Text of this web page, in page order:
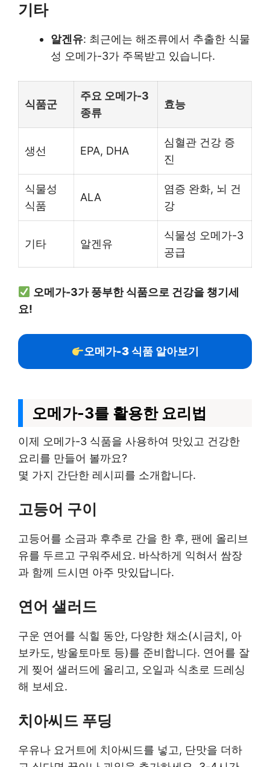
기타
알겐유: 최근에는 해조류에서 추출한 식물
성 오메가-3가 주목받고 있습니다.
식품군
주요 오메가-3
종류
효능
생선 EPA, DHA
심혈관 건강 증
진
식물성
식품
ALA
염증 완화, 뇌 건
강
기타 알겐유
식물성 오메가-3
공급
오메가-3가 풍부한 식품으로 건강을 챙기세
요!
오메가-3 식품 알아보기
오메가-3를 활용한 요리법
이제 오메가-3 식품을 사용하여 맛있고 건강한
요리를 만들어 볼까요?
몇 가지 간단한 레시피를 소개합니다.
고등어 구이
고등어를 소금과 후추로 간을 한 후, 팬에 올리브
유를 두르고 구워주세요. 바삭하게 익혀서 쌈장
과 함께 드시면 아주 맛있답니다.
연어 샐러드
구운 연어를 식힐 동안, 다양한 채소(시금치, 아
보카도, 방울토마토 등)를 준비합니다. 연어를 잘
게 찢어 샐러드에 올리고, 오일과 식초로 드레싱
해 보세요.
치아씨드 푸딩
우유나 요거트에 치아씨드를 넣고, 단맛을 더하